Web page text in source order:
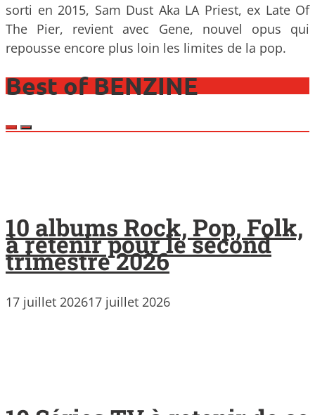
sorti en 2015, Sam Dust Aka LA Priest, ex Late Of
The Pier, revient avec Gene, nouvel opus qui
repousse encore plus loin les limites de la pop.
Best of BENZINE
10 albums Rock, Pop, Folk,
à retenir pour le second
trimestre 2026
17 juillet 202617 juillet 2026